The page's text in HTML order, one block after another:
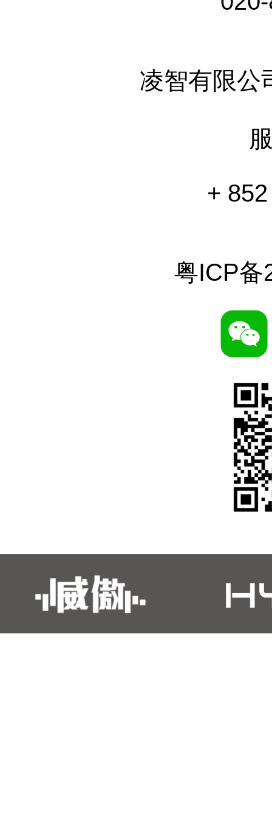
凌智有限公
+
粤ICP备